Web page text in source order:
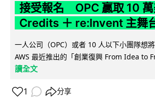
接受報名 OPC 贏取 10 萬
Credits ＋ re:Invent 主舞
一人公司（OPC）或者 10 人以下小團隊想
AWS 最近推出的「創業復興 From Idea to
讀全文
1 分享